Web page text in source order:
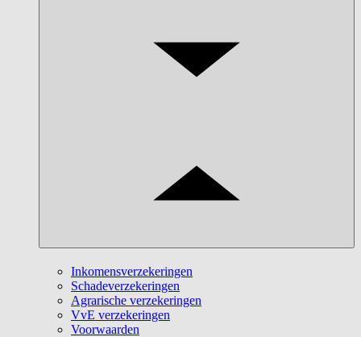
Inkomensverzekeringen
Schadeverzekeringen
Agrarische verzekeringen
VvE verzekeringen
Voorwaarden